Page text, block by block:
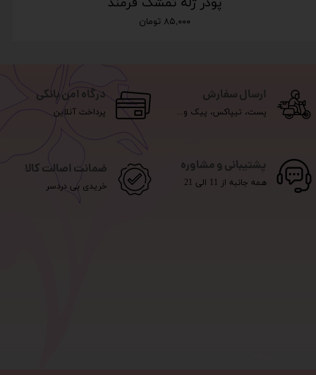
۸۵,۰۰۰ تومان
ارسال سفارش
پست، تیپاکس، پیک و...
درگاه امن بانکی
پرداخت آنلاین
پشتیبانی و مشاوره
همه جانبه از 11 الی 21
ضمانت اصالت کالا
خریدی بی دردسر